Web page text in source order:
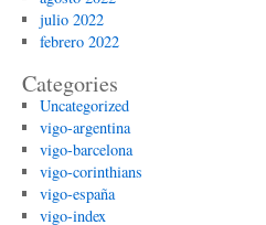
julio 2022
febrero 2022
Categories
Uncategorized
vigo-argentina
vigo-barcelona
vigo-corinthians
vigo-españa
vigo-index